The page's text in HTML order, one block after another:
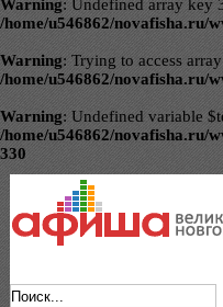
Warning: Undefined array key
/home/u546862/novafisha.ru/
Warning: Trying to access
/home/u546862/novafisha.ru/
Warning: Undefined variable
/home/u546862/novafisha.ru/
330